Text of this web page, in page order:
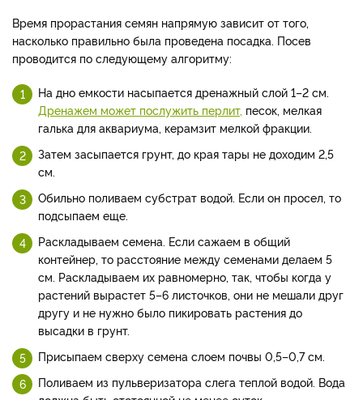
Время прорастания семян напрямую зависит от того,
насколько правильно была проведена посадка. Посев
проводится по следующему алгоритму:
На дно емкости насыпается дренажный слой 1–2 см.
Дренажем может послужить перлит, песок, мелкая
галька для аквариума, керамзит мелкой фракции.
Затем засыпается грунт, до края тары не доходим 2,5
см.
Обильно поливаем субстрат водой. Если он просел, то
подсыпаем еще.
Раскладываем семена. Если сажаем в общий
контейнер, то расстояние между семенами делаем 5
см. Раскладываем их равномерно, так, чтобы когда у
растений вырастет 5–6 листочков, они не мешали друг
другу и не нужно было пикировать растения до
высадки в грунт.
Присыпаем сверху семена слоем почвы 0,5–0,7 см.
Поливаем из пульверизатора слега теплой водой. Вода